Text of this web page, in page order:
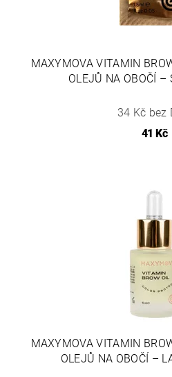
MAXYMOVA VITAMIN
OLEJŮ NA OBOČÍ –
34 Kč bez
41 Kč
MAXYMOVA VITAMIN
OLEJŮ NA OBOČÍ –